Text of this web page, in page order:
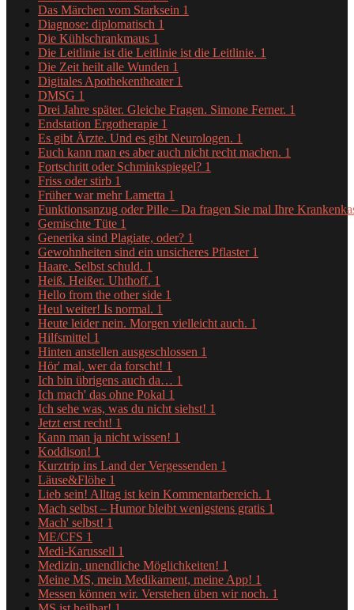
Das Märchen vom Starksein 1
Diagnose: diplomatisch 1
Die Kühlschrankmaus 1
Die Leitlinie ist die Leitlinie ist die Leitlinie. 1
Die Zeit heilt alle Wunden 1
Digitales Apothekentheater 1
DMSG 1
Drei Jahre später. Gleiche Fragen. Simone Ferner. 1
Endstation Ergotherapie 1
Es gibt Ärzte. Und es gibt Neurologen. 1
Euch kann man es aber auch nicht recht machen. 1
Fortschritt oder Schminkspiegel? 1
Friss oder stirb 1
Früher war mehr Lametta 1
Funktionsanzug oder Pille – Da fragen Sie mal Ihre
Gemischte Tüte 1
Generika sind Plagiate, oder? 1
Gewohnheiten sind ein unsicheres Pflaster 1
Haare. Selbst schuld. 1
Heiß. Heißer. Uhthoff. 1
Hello from the other side 1
Heul weiter! Is normal. 1
Heute leider nein. Morgen vielleicht auch. 1
Hilfsmittel 1
Hinten anstellen ausgeschlossen 1
Hör' mal, wer da forscht! 1
Ich bin übrigens auch da… 1
Ich mach' das ohne Pokal 1
Ich sehe was, was du nicht siehst! 1
Jetzt erst recht! 1
Kann man ja nicht wissen! 1
Koddison! 1
Kurztrip ins Land der Vergessenden 1
Läuse&Flöhe 1
Lieb sein! Alltag ist kein Kommentarbereich. 1
Mach selbst – Humor bleibt wenigstens gratis 1
Mach' selbst! 1
ME/CFS 1
Medi-Karussell 1
Medizin, unendliche Möglichkeiten! 1
Meine MS, mein Medikament, meine App! 1
Messen können wir. Verstehen üben wir noch. 1